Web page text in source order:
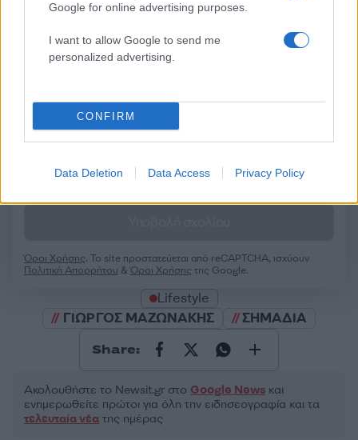
Google for online advertising purposes.
I want to allow Google to send me
personalized advertising.
CONFIRM
Data Deletion Data Access Privacy Policy
Σχολίασε εδώ
Όροι Χρήσης. Το site προστατεύεται από reCAPTCHA, ισχύουν
Πολιτική Απορρήτου &Όροι Χρήσης της Google.
Lifestyle
ΓΙΩΡΓΟΣ ΜΑΖΩΝΑΚΗΣ
ΣΗΜΑΔΙΑ
Share:
Ακολουθήστε το Νewsit.gr στο Google News και
ενημερωθείτε πρώτοι για όλη την ειδησεογραφία και τα
τελευταία νέα της ημέρας